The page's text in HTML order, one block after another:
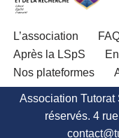
L’association
Après la LSpS
Nos plateformes
Association Tutorat
réservés. 4